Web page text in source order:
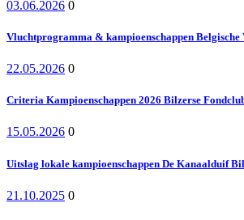
03.06.2026 0
Vluchtprogramma & kampioenschappen Belgische
22.05.2026 0
Criteria Kampioenschappen 2026 Bilzerse
15.05.2026 0
Uitslag lokale kampioenschappen De Kanaalduif
21.10.2025 0